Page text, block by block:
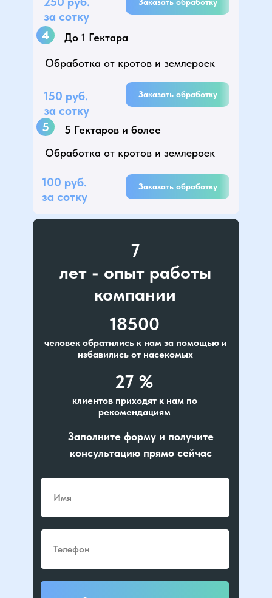
Заказать обработку
Заказать обработку
Обработка от кротов и землероек
До 1 Гектара
5 Гектаров и более
Обработка от кротов и землероек
за сотку
150 руб.
за сотку
100 руб.
за сотку
4
5
Заполните форму и получите
консультацию прямо сейчас
лет - опыт работы
компании
7
человек обратились к нам за помощью и
избавились от насекомых
18500
27 %
клиентов приходят к нам по
рекомендациям